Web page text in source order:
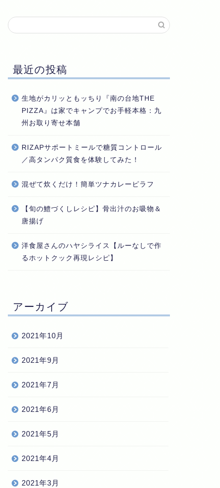
最近の投稿
生地がカリッともッちり『南の台地THE
PIZZA』は家でキャンプでお手軽本格：九
州お取り寄せ本舗
RIZAPサポートミールで糖質コントロール
／高タンパク質食を体験してみた！
混ぜて炊くだけ！簡単ツナカレーピラフ
【旬の鱧づくしレシピ】骨出汁のお吸物＆
唐揚げ
洋食屋さんのハヤシライス【ルーなしで作
るホットクック再現レシピ】
アーカイブ
2021年10月
2021年9月
2021年7月
2021年6月
2021年5月
2021年4月
2021年3月